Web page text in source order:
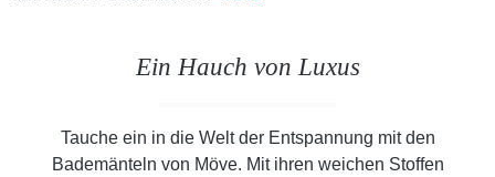
Ein Hauch von Luxus
Tauche ein in die Welt der Entspannung mit den
Bademänteln von Möve. Mit ihren weichen Stoffen